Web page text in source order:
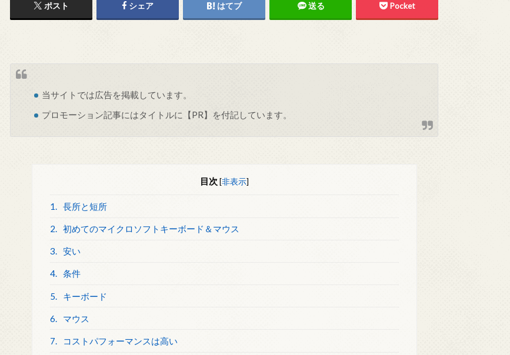
ポスト シェア はてブ 送る Pocket
当サイトでは広告を掲載しています。
プロモーション記事にはタイトルに【PR】を付記しています。
目次 [非表示]
1. 長所と短所
2. 初めてのマイクロソフトキーボード＆マウス
3. 安い
4. 条件
5. キーボード
6. マウス
7. コストパフォーマンスは高い